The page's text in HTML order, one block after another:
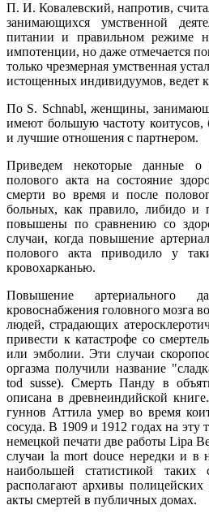
П. И. Ковалевский, напротив,
занимающихся умственной
питании и правильном режиме
импотенции, но даже отмечается
только чрезмерная умственная
истощенных индивидуумов, ведет
По S. Schnabl, женщины,
имеют большую частоту
и лучшие отношения с партнером.
Приведем некоторые данные о
полового акта на состояние
смерти во время и после
больных, как правило, либидо и
повышены по сравнению со
случаи, когда повышение
полового акта приводило у
кровохарканью.
Повышение артериального
кровоснабжения головного мозга
людей, страдающих
привести к катастрофе со
или эмболии. Эти случаи
оргазма получили название
tod susse). Смерть Панду в
описана в древнеиндийской
гуннов Аттила умер во время
сосуда. В 1909 и 1912 годах на
немецкой печати две работы Lipa
случаи la mort douce нередки и
наибольшей статистикой таких
располагают архивы полицейских
акты смертей в публичных домах.